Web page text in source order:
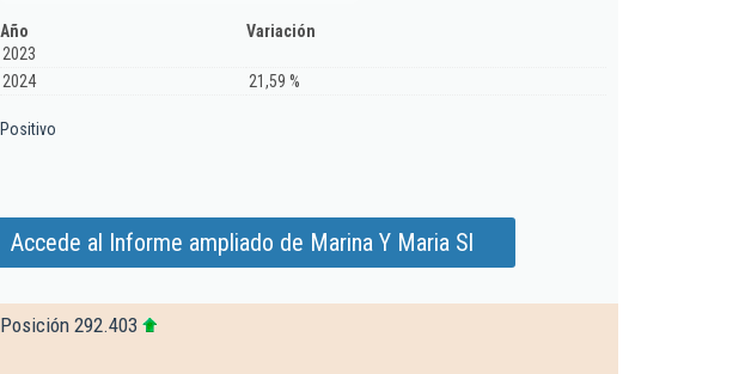
Año
Variación
2023
2024
21,59 %
Positivo
Accede al Informe ampliado de Marina Y Maria Sl
Posición 292.403